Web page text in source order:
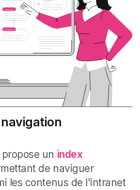
un index
de naviguer
les contenus de l'intranet